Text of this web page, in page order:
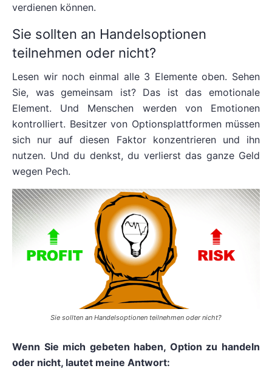
verdienen können.
Sie sollten an Handelsoptionen
teilnehmen oder nicht?
Lesen wir noch einmal alle 3 Elemente oben. Sehen
Sie, was gemeinsam ist? Das ist das emotionale
Element. Und Menschen werden von Emotionen
kontrolliert. Besitzer von Optionsplattformen müssen
sich nur auf diesen Faktor konzentrieren und ihn
nutzen. Und du denkst, du verlierst das ganze Geld
wegen Pech.
Sie sollten an Handelsoptionen teilnehmen oder nicht?
Wenn Sie mich gebeten haben, Option zu handeln
oder nicht, lautet meine Antwort: